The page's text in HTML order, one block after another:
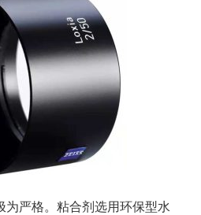
为严格。粘合剂选用环保型水